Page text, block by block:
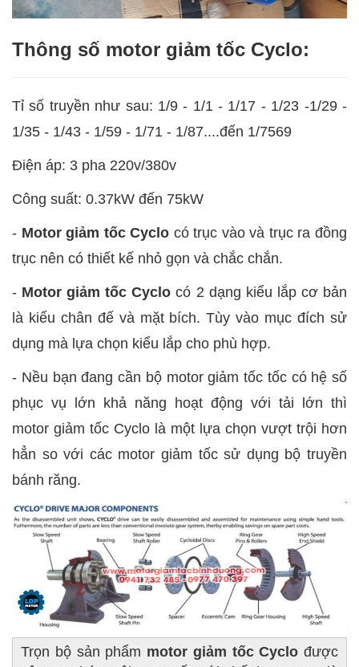
Thông số motor giảm tốc Cyclo:
Tỉ số truyền như sau: 1/9 - 1/1 - 1/17 - 1/23 -1/29 -
1/35 - 1/43 - 1/59 - 1/71 - 1/87....đến 1/7569
Điện áp: 3 pha 220v/380v
Công suất: 0.37kW đến 75kW
- Motor giảm tốc Cyclo có trục vào và trục ra đồng
trục nên có thiết kế nhỏ gọn và chắc chắn.
- Motor giảm tốc Cyclo có 2 dạng kiểu lắp cơ bản
là kiểu chân đế và mặt bích. Tùy vào mục đích sử
dụng mà lựa chọn kiểu lắp cho phù hợp.
- Nều bạn đang cần bộ motor giảm tốc tốc có hệ số
phục vụ lớn khả năng hoạt động với tải lớn thì
motor giảm tốc Cyclo là một lựa chọn vượt trội hơn
hẳn so với các motor giảm tốc sử dụng bộ truyền
bánh răng.
Trọn bộ sản phẩm motor giảm tốc Cyclo được